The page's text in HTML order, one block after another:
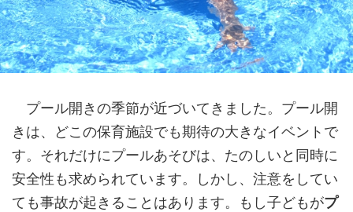
プール開きの季節が近づいてきました。プール開
きは、どこの保育施設でも期待の大きなイベントで
す。それだけにプールあそびは、たのしいと同時に
安全性も求められています。しかし、注意をしてい
ても事故が起きることはあります。もし子どもがプ